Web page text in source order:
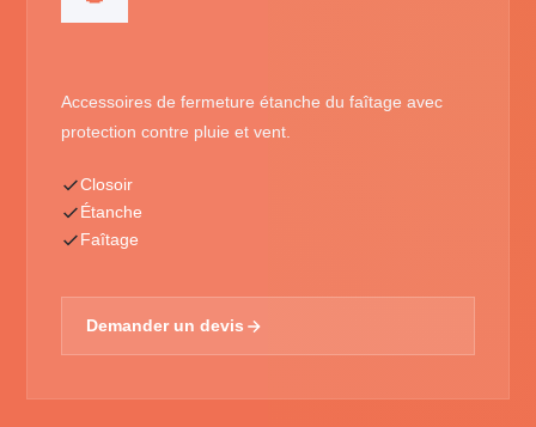
Accessoires de fermeture étanche du faîtage avec
protection contre pluie et vent.
Closoir
Étanche
Faîtage
Demander un devis